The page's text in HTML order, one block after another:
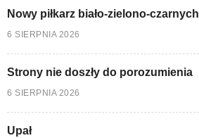
Nowy piłkarz biało-zielono-czarnych
6 SIERPNIA 2026
Strony nie doszły do porozumienia
6 SIERPNIA 2026
Upał